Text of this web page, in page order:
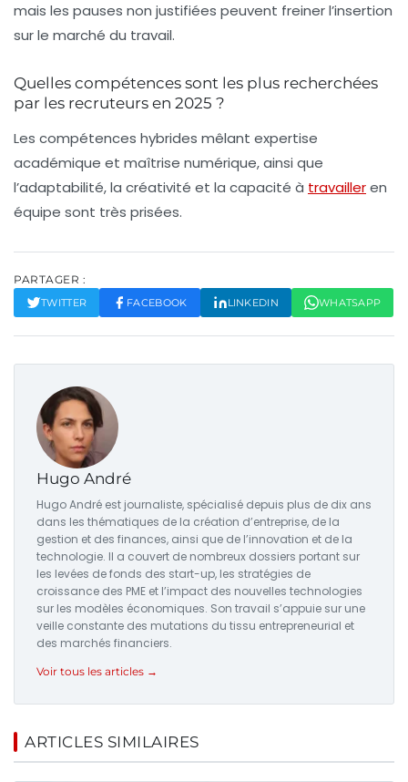
mais les pauses non justifiées peuvent freiner l’insertion
sur le marché du travail.
Quelles compétences sont les plus recherchées
par les recruteurs en 2025 ?
Les compétences hybrides mêlant expertise
académique et maîtrise numérique, ainsi que
l’adaptabilité, la créativité et la capacité à travailleren
équipe sont très prisées.
PARTAGER :
TWITTER FACEBOOK LINKEDIN WHATSAPP
Hugo André
Hugo André est journaliste, spécialisé depuis plus de dix ans
dans les thématiques de la création d’entreprise, de la
gestion et des finances, ainsi que de l’innovation et de la
technologie. Il a couvert de nombreux dossiers portant sur
les levées de fonds des start-up, les stratégies de
croissance des PME et l’impact des nouvelles technologies
sur les modèles économiques. Son travail s’appuie sur une
veille constante des mutations du tissu entrepreneurial et
des marchés financiers.
Voir tous les articles →
ARTICLES SIMILAIRES